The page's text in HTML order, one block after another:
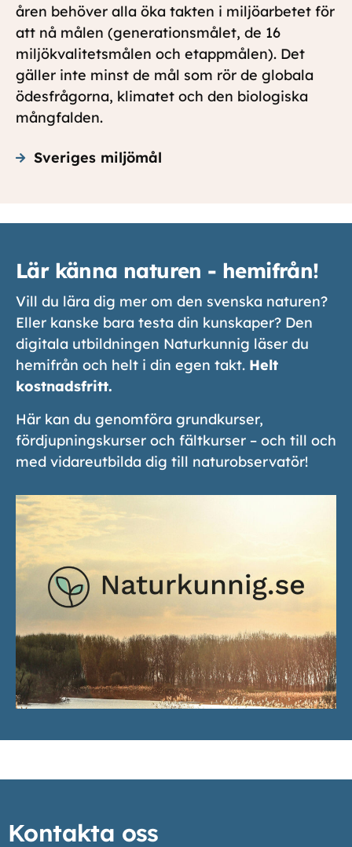
åren behöver alla öka takten i miljöarbetet för
att nå målen (generationsmålet, de 16
miljökvalitetsmålen och etappmålen). Det
gäller inte minst de mål som rör de globala
ödesfrågorna, klimatet och den biologiska
mångfalden.
Sveriges miljömål
Lär känna naturen - hemifrån!
Vill du lära dig mer om den svenska naturen?
Eller kanske bara testa din kunskaper? Den
digitala utbildningen Naturkunnig läser du
hemifrån och helt i din egen takt. Helt
kostnadsfritt.
Här kan du genomföra grundkurser,
fördjupningskurser och fältkurser – och till och
med vidareutbilda dig till naturobservatör!
Kontakta oss